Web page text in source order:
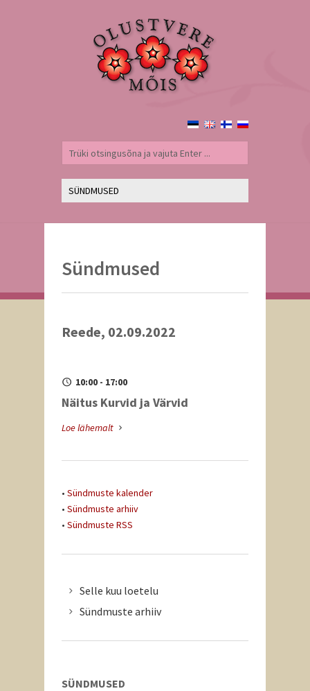
Sündmused
Reede, 02.09.2022
10:00 - 17:00
Näitus Kurvid ja Värvid
Loe lähemalt
• Sündmuste kalender
• Sündmuste arhiiv
• Sündmuste RSS
Selle kuu loetelu
Sündmuste arhiiv
SÜNDMUSED